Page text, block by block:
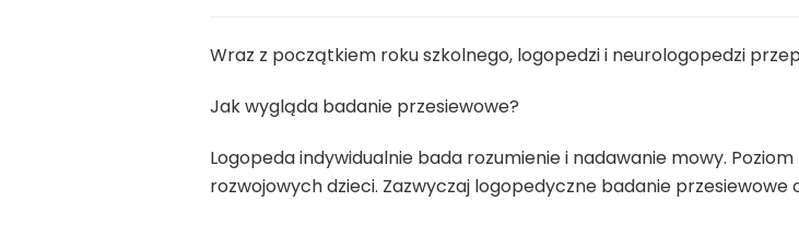
Wraz z początkiem roku szkolnego, logopedzi i neurologopedzi
Jak wygląda badanie przesiewowe?
Logopeda indywidualnie bada rozumienie i nadawanie mowy.
rozwojowych dzieci. Zazwyczaj logopedyczne badanie przesiewowe